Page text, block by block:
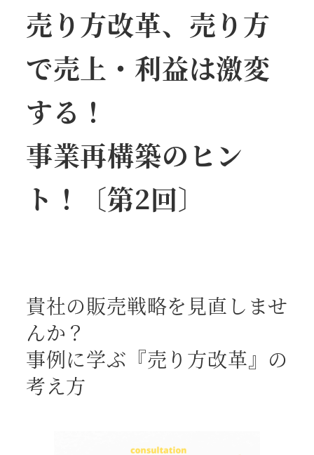
売り方改革、売り方
で売上・利益は激変
する！
事業再構築のヒン
ト！〔第2回〕
貴社の販売戦略を見直しませ
んか？
事例に学ぶ『売り方改革』の
考え方